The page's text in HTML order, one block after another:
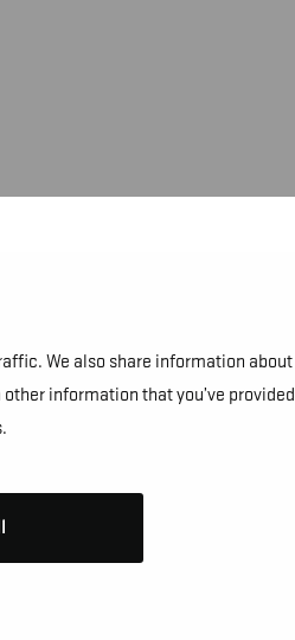
We also share information about
information that you’ve provided